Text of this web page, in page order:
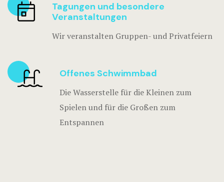
Tagungen und besondere
Veranstaltungen
Wir veranstalten Gruppen- und Privatfeiern
Offenes Schwimmbad
Die Wasserstelle für die Kleinen zum
Spielen und für die Großen zum
Entspannen